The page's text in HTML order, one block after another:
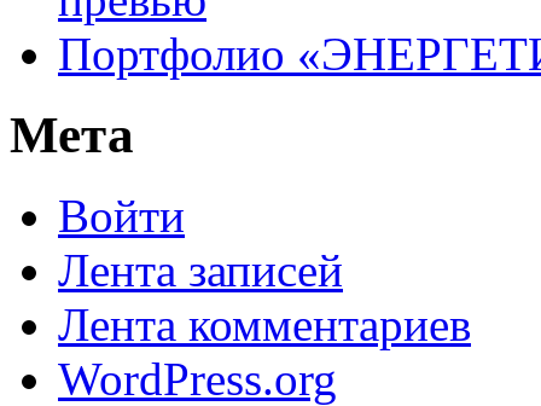
Портфолио
Мета
Войти
Лента записей
Лента комментариев
WordPress.org